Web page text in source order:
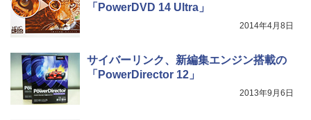
「PowerDVD 14 Ultra」
2014年4月8日
サイバーリンク、新編集エンジン搭載の
「PowerDirector 12」
2013年9月6日